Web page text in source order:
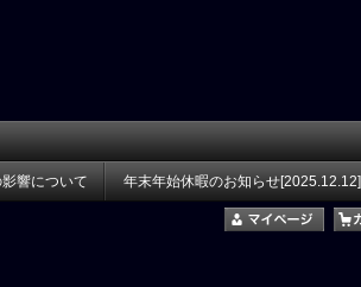
響について 年末年始休暇のお知らせ[2025.12.12]